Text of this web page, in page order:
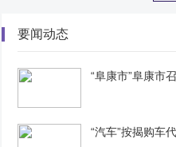
要闻动态
“阜康市”阜康市
“汽车”按揭购车